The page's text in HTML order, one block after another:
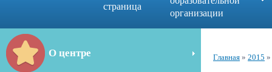
страница
организации
О центре Главная » 2015 »